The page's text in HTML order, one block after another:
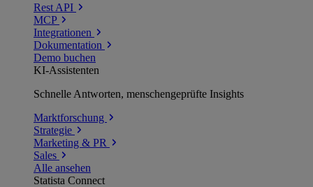
Rest API
MCP
Integrationen
Dokumentation
Demo buchen
KI-Assistenten
Schnelle Antworten, menschengeprüfte Insights
Marktforschung
Strategie
Marketing & PR
Sales
Alle ansehen
Statista Connect